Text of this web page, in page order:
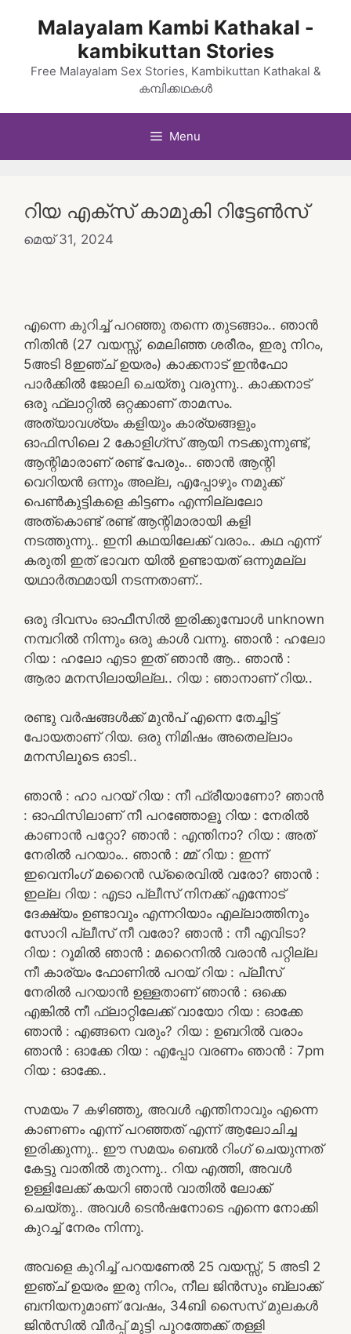
Malayalam Kambi Kathakal -
kambikuttan Stories
Free Malayalam Sex Stories, Kambikuttan Kathakal &
കമ്പിക്കഥകൾ
Menu
റിയ എക്സ് കാമുകി റിട്ടേൺസ്
മെയ്‌ 31, 2024
എന്നെ കുറിച്ച് പറഞ്ഞു തന്നെ തുടങ്ങാം.. ഞാൻ
നിതിൻ (27 വയസ്സ്, മെലിഞ്ഞ ശരീരം, ഇരു നിറം,
5അടി 8ഇഞ്ച് ഉയരം) കാക്കനാട് ഇൻഫോ
പാർക്കിൽ ജോലി ചെയ്തു വരുന്നു.. കാക്കനാട്
ഒരു ഫ്ലാറ്റിൽ ഒറ്റക്കാണ് താമസം.
അത്യാവശ്യം കളിയും കാര്യങ്ങളും
ഓഫിസിലെ 2 കോളിഗ്സ് ആയി നടക്കുന്നുണ്ട്,
ആന്റിമാരാണ് രണ്ട് പേരും.. ഞാൻ ആന്റി
വെറിയൻ ഒന്നും അല്ല, എപ്പോഴും നമുക്ക്
പെൺകുട്ടികളെ കിട്ടണം എന്നില്ലലോ
അത്കൊണ്ട് രണ്ട് ആന്റിമാരായി കളി
നടത്തുന്നു.. ഇനി കഥയിലേക്ക് വരാം.. കഥ എന്ന്
കരുതി ഇത് ഭാവന യിൽ ഉണ്ടായത് ഒന്നുമല്ല
യഥാർത്ഥമായി നടന്നതാണ്..
ഒരു ദിവസം ഓഫീസിൽ ഇരിക്കുമ്പോൾ unknown
നമ്പറിൽ നിന്നും ഒരു കാൾ വന്നു. ഞാൻ : ഹലോ
റിയ : ഹലോ എടാ ഇത് ഞാൻ ആ.. ഞാൻ :
ആരാ മനസിലായില്ല.. റിയ : ഞാനാണ് റിയ..
രണ്ടു വർഷങ്ങൾക്ക് മുൻപ് എന്നെ തേച്ചിട്ട്
പോയതാണ് റിയ. ഒരു നിമിഷം അതെല്ലാം
മനസിലൂടെ ഓടി..
ഞാൻ : ഹാ പറയ് റിയ : നീ ഫ്രീയാണോ? ഞാൻ
: ഓഫിസിലാണ് നീ പറഞ്ഞോളൂ റിയ : നേരിൽ
കാണാൻ പറ്റോ? ഞാൻ : എന്തിനാ? റിയ : അത്
നേരിൽ പറയാം.. ഞാൻ : മ്മ് റിയ : ഇന്ന്
ഇവെനിംഗ് മറൈൻ ഡ്രൈവിൽ വരോ? ഞാൻ :
ഇല്ല റിയ : എടാ പ്ലീസ് നിനക്ക് എന്നോട്
ദേക്ഷ്യം ഉണ്ടാവും എന്നറിയാം എല്ലാത്തിനും
സോറി പ്ലീസ് നീ വരോ? ഞാൻ : നീ എവിടാ?
റിയ : റൂമിൽ ഞാൻ : മറൈനിൽ വരാൻ പറ്റില്ല
നീ കാര്യം ഫോണിൽ പറയ് റിയ : പ്ലീസ്
നേരിൽ പറയാൻ ഉള്ളതാണ് ഞാൻ : ഒക്കെ
എങ്കിൽ നീ ഫ്ലാറ്റിലേക്ക് വായോ റിയ : ഓക്കേ
ഞാൻ : എങ്ങനെ വരും? റിയ : ഉബറിൽ വരാം
ഞാൻ : ഓക്കേ റിയ : എപ്പോ വരണം ഞാൻ : 7pm
റിയ : ഓക്കേ..
സമയം 7 കഴിഞ്ഞു, അവൾ എന്തിനാവും എന്നെ
കാണണം എന്ന് പറഞ്ഞത് എന്ന് ആലോചിച്ച
ഇരിക്കുന്നു.. ഈ സമയം ബെൽ റിംഗ് ചെയുന്നത്
കേട്ടു വാതിൽ തുറന്നു.. റിയ എത്തി, അവൾ
ഉള്ളിലേക്ക് കയറി ഞാൻ വാതിൽ ലോക്ക്
ചെയ്തു.. അവൾ ടെൻഷനോടെ എന്നെ നോക്കി
കുറച്ച് നേരം നിന്നു.
അവളെ കുറിച്ച് പറയണേൽ 25 വയസ്സ്, 5 അടി 2
ഇഞ്ച് ഉയരം ഇരു നിറം, നീല ജിൻസും ബ്ലാക്ക്
ബനിയനുമാണ് വേഷം, 34ബി സൈസ് മുലകൾ
ജിൻസിൽ വീർപ്പ് മുട്ടി പുറത്തേക്ക് തള്ളി